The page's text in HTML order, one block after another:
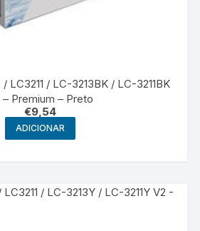
LC3211 / LC-3213BK / LC-3211BK
– Premium – Preto
€9,54
ADICIONAR